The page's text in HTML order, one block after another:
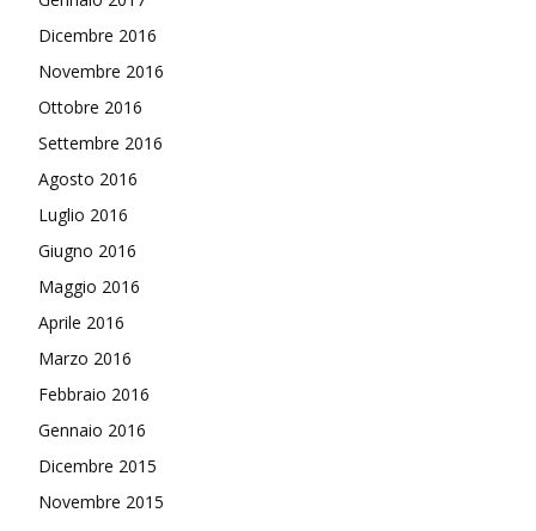
Dicembre 2016
Novembre 2016
Ottobre 2016
Settembre 2016
Agosto 2016
Luglio 2016
Giugno 2016
Maggio 2016
Aprile 2016
Marzo 2016
Febbraio 2016
Gennaio 2016
Dicembre 2015
Novembre 2015